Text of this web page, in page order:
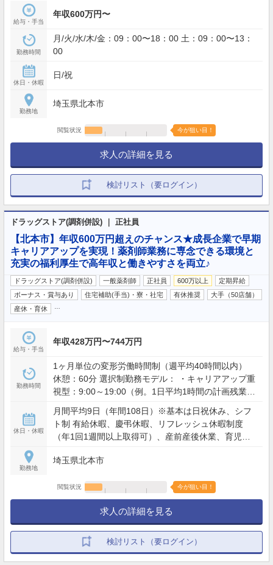
給与・手当
年収600万円〜
勤務時間
月/火/水/木/金：09：00〜18：00 土：09：00〜13：
00
休日・休暇
日/祝
勤務地
埼玉県北本市
閲覧状況 今が狙い目！
求人の詳細を見る
検討リスト（要ログイン）
ドラッグストア(調剤併設) ｜ 正社員
【北本市】年収600万円超えのチャンス★成長企業で早期
キャリアアップを実現！薬剤師業務に専念できる環境と
充実の福利厚生で高年収と働きやすさを両立♪
ドラッグストア(調剤併設) 一般薬剤師 正社員 600万以上
定期昇給
ボーナス・賞与あり
住宅補助(手当)・寮・社宅 有休推奨
大手（50店舗）
産休・育休
給与・手当
年収428万円〜744万円
勤務時間
1ヶ月単位の変形労働時間制（週平均40時間以内）
休憩：60分 選択制勤務モデル： ・キャリアアップ重
視型：9:00～19:00（例。1日平均1時間の計画残業を
で実働8時間（残業想定少） ※夜間・土日含むシフト
勤務あり（配属店舗の営業時間による）
休日・休暇
月間平均9日（年間108日）※基本は日祝休み、シフ
ト制 有給休暇、慶弔休暇、リフレッシュ休暇制度
（年1回1週間以上取得可）、産前産後休業、育児休
勤務地
埼玉県北本市
閲覧状況 今が狙い目！
求人の詳細を見る
検討リスト（要ログイン）